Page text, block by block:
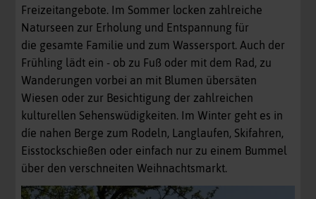
Freizeitangebote. Im Sommer locken zahlreiche
Naturseen zur Erholung und Entspannung für
die gesamte Familie und zum Wassersport. Auch der
Frühling lädt ein - ob zu Fuß oder mit dem Rad, zu
Wanderungen vorbei an mit Blumen übersäten
Wiesen oder zur Besichtigung der zahlreichen
kulturellen Sehenswüdigkeiten. Im Winter geht es in
díe nahen Berge zum Rodeln, Langlaufen, Skifahren,
Eisstockschießen oder einfach nur zu einem Bummel
über den verschneiten Weihnachtsmarkt.